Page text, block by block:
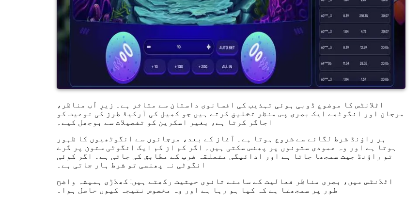
اٹلانٹس کا موضوع ڈوبی ہوئی تہذیب کی افسانوی داستان سے متاثر ہے۔ زیرِ آب مناظر،
مرجان اور انگوٹھے ایک بصری پس منظر تخلیق کرتے ہیں جو کھیل کی آرکیڈ طرز کی نوعیت کو
اجاگر کرتا ہے، بغیر اسکرین کو تفصیلات سے بوجھل کیے۔
ہر راؤنڈ شرط لگانے سے شروع ہوتا ہے۔ آغاز کے بعد، مرجانوں سے انگوٹھیوں کا ظہور
ہوتا ہے اور وہ عمودی ستونوں پر پھنس سکتی ہیں۔ اگر کم از کم ایک انگوٹی ستون پر گرے
تو راؤنڈ جیت سمجھا جاتا ہے اور ادائیگی متعلقہ ضرب کے مطابق کی جاتی ہے۔ اگر کوئی
انگوٹی نہ پھنسی تو شرط ہار جاتی ہے۔
اٹلانٹس میں، بصری مناظر فعالیت کے سامنے ثانوی حیثیت رکھتے ہیں: کھلاڑی ہمیشہ واضح
طور پر سمجھتا ہے کہ کیا ہو رہا ہے اور وہ مخصوص نتیجہ کیوں حاصل ہوا۔